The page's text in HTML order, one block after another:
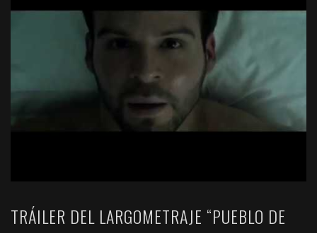
TRÁILER DEL LARGOMETRAJE “PUEBLO DE